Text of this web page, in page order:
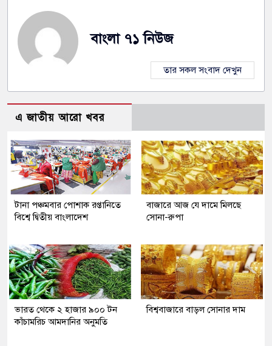
বাংলা ৭১ নিউজ
তার সকল সংবাদ দেখুন
এ জাতীয় আরো খবর
টানা পঞ্চমবার পোশাক রপ্তানিতে
বিশ্বে দ্বিতীয় বাংলাদেশ
বাজারে আজ যে দামে মিলছে
সোনা-রুপা
ভারত থেকে ২ হাজার ৯০০ টন
কাঁচামরিচ আমদানির অনুমতি
বিশ্ববাজারে বাড়ল সোনার দাম